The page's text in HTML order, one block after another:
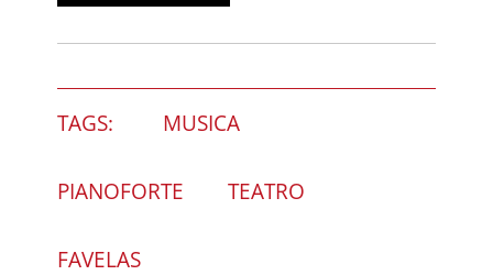
TAGS: MUSICA
PIANOFORTE TEATRO
FAVELAS